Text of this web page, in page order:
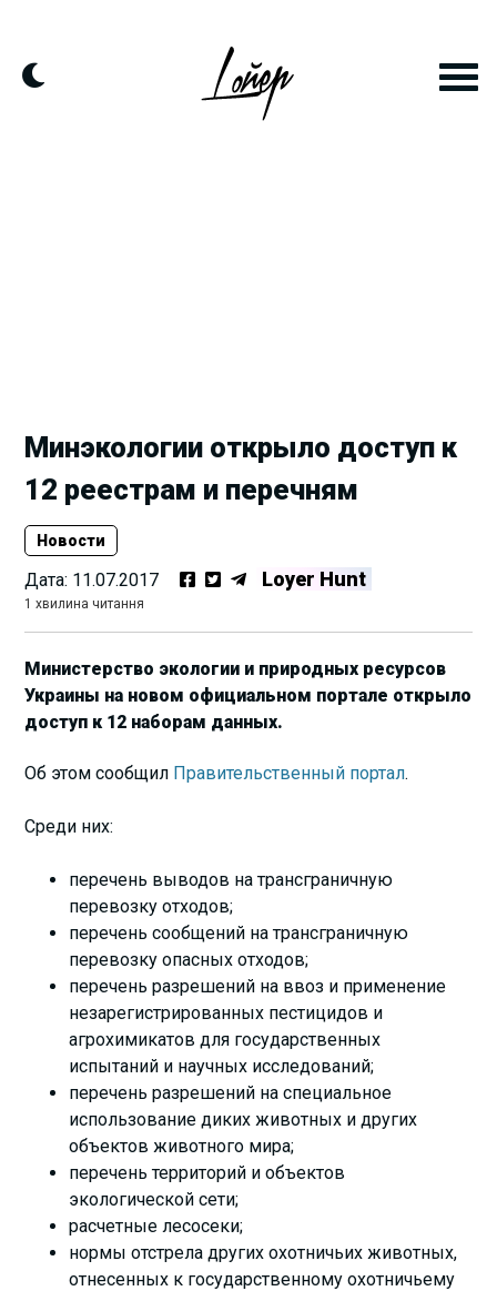
контенту
Минэкологии открыло доступ к
12 реестрам и перечням
Новости
Дата: 11.07.2017 Loyer Hunt
1 хвилина читання
Министерство экологии и природных ресурсов
Украины на новом официальном портале открыло
доступ к 12 наборам данных.
Об этом сообщил Правительственный портал.
Среди них:
перечень выводов на трансграничную
перевозку отходов;
перечень сообщений на трансграничную
перевозку опасных отходов;
перечень разрешений на ввоз и применение
незарегистрированных пестицидов и
агрохимикатов для государственных
испытаний и научных исследований;
перечень разрешений на специальное
использование диких животных и других
объектов животного мира;
перечень территорий и объектов
экологической сети;
расчетные лесосеки;
нормы отстрела других охотничьих животных,
отнесенных к государственному охотничьему